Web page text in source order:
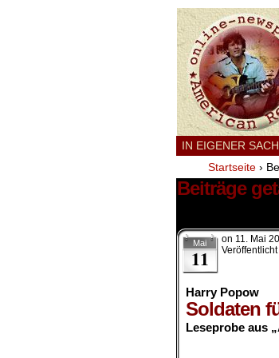
IN EIGENER
Startseite ›
Beiträge
Mai
11
on 11. Mai
Veröffentlicht
Harry Popow
Soldaten
Leseprobe aus